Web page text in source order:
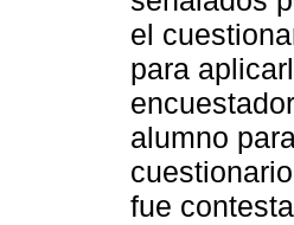
el
para
alumno
fue